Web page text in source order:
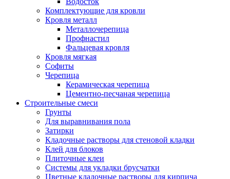
Комплектующие для кровли
Кровля металл
Металлочерепица
Профнастил
Фальцевая кровля
Кровля мягкая
Софиты
Черепица
Керамическая черепица
Цементно-песчаная черепица
Строительные смеси
Грунты
Для выравнивания пола
Затирки
Кладочные растворы для стеновой кладки
Клей для блоков
Плиточные клеи
Системы для укладки брусчатки
Цветные кладочные растворы для кирпича